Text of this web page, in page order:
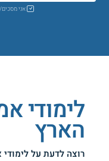
אני
לימודי
הארץ
רוצה לדעת על